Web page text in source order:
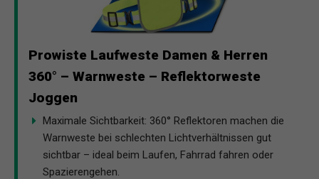
Prowiste Laufweste Damen & Herren
360° – Warnweste – Reflektorweste
Joggen
Maximale Sichtbarkeit: 360° Reflektoren machen die
Warnweste bei schlechten Lichtverhältnissen gut
sichtbar – ideal beim Laufen, Fahrrad fahren oder
Spazierengehen.